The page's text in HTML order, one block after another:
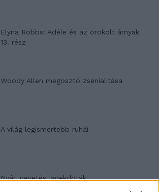
Elyna Robbs: Adéle és az örökölt árnyak
13. rész
Woody Allen megosztó zsenialitása
A világ legismertebb ruhái
Nyár, nevetés, anekdoták